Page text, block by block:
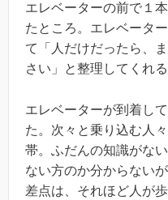
エレベーターの前で１
たところ。エレベータ
て「人だけだったら、
さい」と整理してくれる
エレベーターが到着し
た。次々と乗り込む人
帯。ふだんの知識がな
ない方のか分からない
差点は、それほど人が